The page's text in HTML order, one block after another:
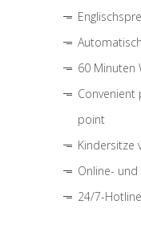
60 Minuten
point
Kindersitze
Online-
24/7-Hotline